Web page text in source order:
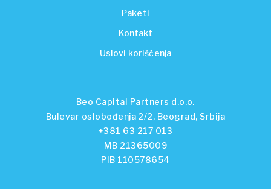
Paketi
Kontakt
Uslovi korišćenja
Beo Capital Partners d.o.o.
Bulevar oslobođenja 2/2, Beograd, Srbija
+381 63 217 013
MB 21365009
PIB 110578654